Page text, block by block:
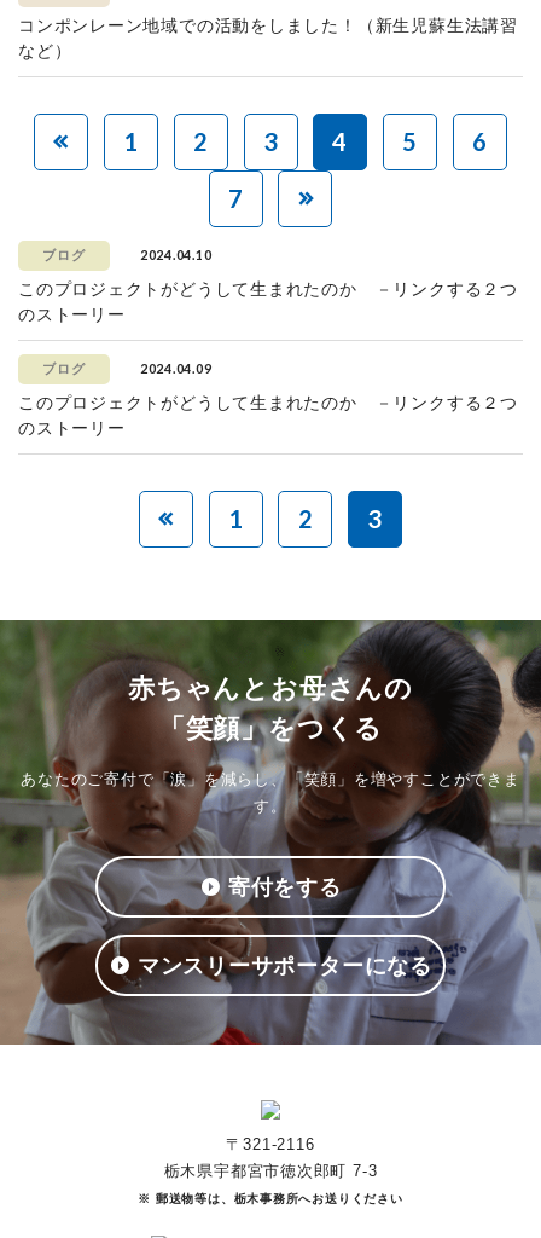
コンポンレーン地域での活動をしました！（新生児蘇生法講習
など）
1 2 3 4 5
6
7
ブログ 2024.04.10
このプロジェクトがどうして生まれたのか －リンクする２つ
のストーリー
ブログ 2024.04.09
このプロジェクトがどうして生まれたのか －リンクする２つ
のストーリー
1 2 3
赤ちゃんとお母さんの
「笑顔」をつくる
あなたのご寄付で「涙」を減らし、「笑顔」を増やすことができま
す。
寄付をする
マンスリーサポーターになる
〒321-2116
栃木県宇都宮市徳次郎町 7-3
※ 郵送物等は、栃木事務所へお送りください